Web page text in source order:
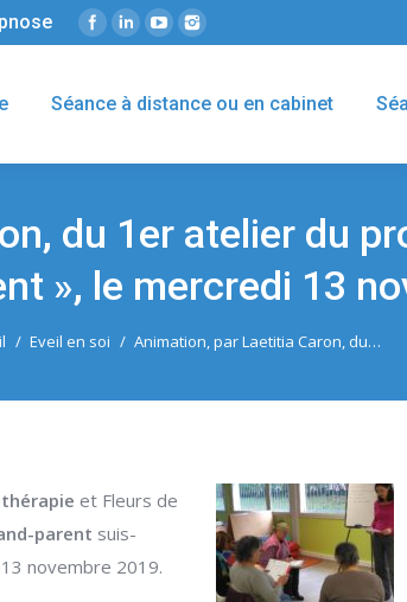
Séance à distance ou en cabinet
du 1er atelier du
», le mercredi 13
Eveil en soi Animation, par Laetitia Caron, du…
et Fleurs de
parent suis-
novembre 2019.